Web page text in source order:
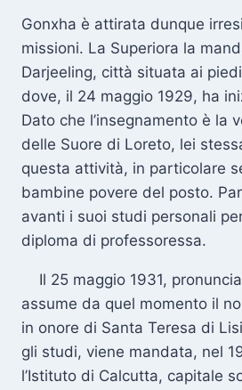
Gonxha è attirata dunque
missioni. La Superiora la
Darjeeling, città situata ai
dove, il 24 maggio 1929, ha
Dato che l’insegnamento è la
delle Suore di Loreto, lei
questa attività, in particolare
bambine povere del posto.
avanti i suoi studi personali
diploma di professoressa.
Il 25 maggio 1931,
assume da quel momento il
in onore di Santa Teresa di
gli studi, viene mandata, nel
l’Istituto di Calcutta, capitale